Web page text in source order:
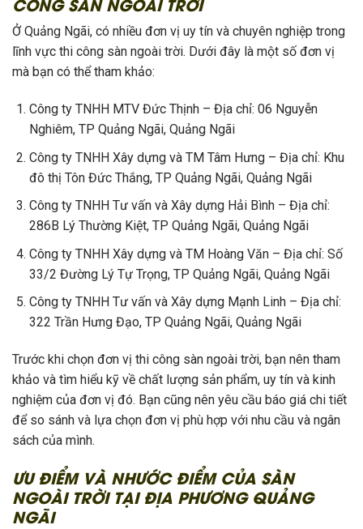
Ở Quảng Ngãi, có nhiều đơn vị uy tín và chuyên nghiệp trong
lĩnh vực thi công sàn ngoài trời. Dưới đây là một số đơn vị
mà bạn có thể tham khảo:
Công ty TNHH MTV Đức Thịnh – Địa chỉ: 06 Nguyễn
Nghiêm, TP Quảng Ngãi, Quảng Ngãi
Công ty TNHH Xây dựng và TM Tâm Hưng – Địa chỉ: Khu
đô thị Tôn Đức Thắng, TP Quảng Ngãi, Quảng Ngãi
Công ty TNHH Tư vấn và Xây dựng Hải Bình – Địa chỉ:
286B Lý Thường Kiệt, TP Quảng Ngãi, Quảng Ngãi
Công ty TNHH Xây dựng và TM Hoàng Văn – Địa chỉ: Số
33/2 Đường Lý Tự Trọng, TP Quảng Ngãi, Quảng Ngãi
Công ty TNHH Tư vấn và Xây dựng Mạnh Linh – Địa chỉ:
322 Trần Hưng Đạo, TP Quảng Ngãi, Quảng Ngãi
Trước khi chọn đơn vị thi công sàn ngoài trời, bạn nên tham
khảo và tìm hiểu kỹ về chất lượng sản phẩm, uy tín và kinh
nghiệm của đơn vị đó. Bạn cũng nên yêu cầu báo giá chi tiết
để so sánh và lựa chọn đơn vị phù hợp với nhu cầu và ngân
sách của mình.
ƯU ĐIỂM VÀ NHƯỚC ĐIỂM CỦA SÀN
NGOÀI TRỜI TẠI ĐỊA PHƯƠNG QUẢNG
NGÃI